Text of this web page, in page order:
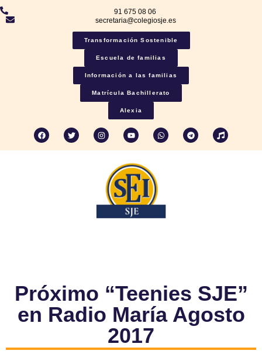
91 675 08 06
secretaria@colegiosje.es
Transformación Sostenible
Escuela de familias
Información a las familias
Matrícula Bachillerato
Alexia
Próximo “Teenies SJE”
en Radio María Agosto
2017